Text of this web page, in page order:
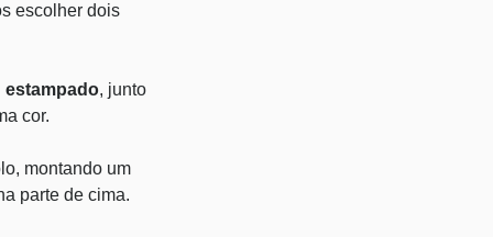
escolher dois
estampado, junto
cor.
montando um
parte de cima.